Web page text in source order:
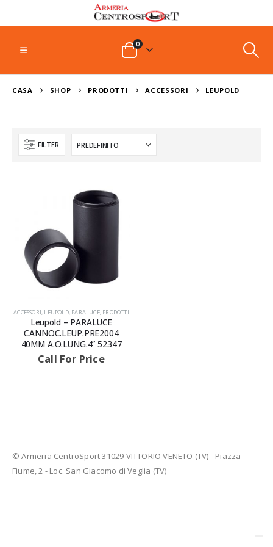
0
CASA SHOP PRODOTTI ACCESSORI LEUPOLD
FILTER
ACCESSORI, LEUPOLD, PARALUCE, PRODOTTI
Leupold – PARALUCE
CANNOC.LEUP.PRE2004
40MM A.O.LUNG.4” 52347
Call For Price
© Armeria CentroSport 31029 VITTORIO VENETO (TV) - Piazza
Fiume, 2 - Loc. San Giacomo di Veglia (TV)